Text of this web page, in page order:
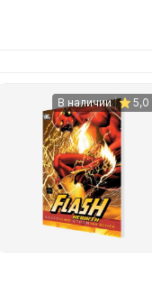
В наличии 5,0